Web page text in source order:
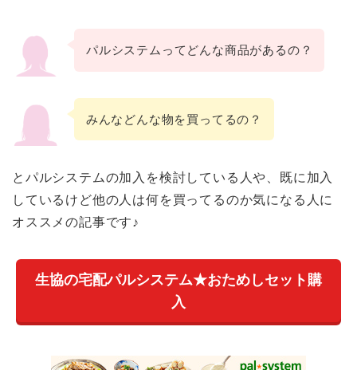
パルシステムってどんな商品があるの？
みんなどんな物を買ってるの？
とパルシステムの加入を検討している人や、既に加入
しているけど他の人は何を買ってるのか気になる人に
オススメの記事です♪
生協の宅配パルシステム★おためしセット購
入